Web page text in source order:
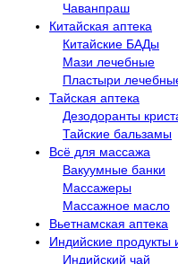
Чаванпраш
Китайская аптека
Китайские БАДы
Мази лечебные
Пластыри
Тайская аптека
Дезодоранты
Тайские бальзамы
Всё для массажа
Вакуумные банки
Массажеры
Массажное масло
Вьетнамская аптека
Индийские продукты
Индийский чай